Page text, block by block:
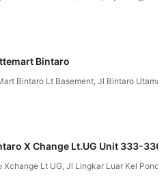
Bintaro
Bintaro Lt Basement, Jl Bintaro
X Change Lt.UG Unit 333-336
Xchange Lt UG, Jl Lingkar Luar Kel